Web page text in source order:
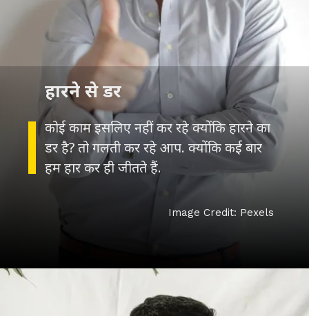
कोई काम इसलिए नहीं कर रहे क्योंकि हारने का
डर है? तो गलती कर रहे आप. क्योंकि कई बार
हम हार कर ही जीतते हैं.
Image Credit: Pexels